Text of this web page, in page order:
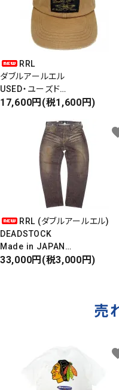
RRL
ダブルアールエル
USED・ユーズド
6PANEL CAP
17,600円(税1,600円)
RRL (ダブルアールエル)
DEADSTOCK
Made in JAPAN
DAMAGE DENIM PANTS
33,000円(税3,000円)
売